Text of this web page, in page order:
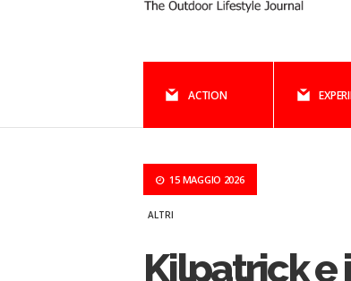
ACTION
15 MAGGIO 2026
ALTRI
Kilpatrick e